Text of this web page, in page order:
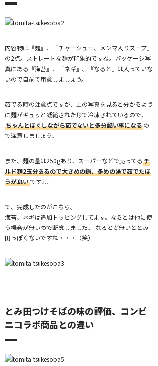
内容物は『麺』、『チャーシュー、メンマ入りスープ』
の2点。ストレートな麺が印象的ですね。パッケージ写
真にある『海苔』、『ネギ』、『なると』は入っていな
いので自前で用意しましょう。
茹でる時の注意点ですが、上の写真を見ると分かるよう
に麺がギュッと凝縮された形で冷凍されているので、
ちゃんとほぐしながら茹でないと多分酷い事になるの
で注意しましょう。
また、麺の量は250gあり、スーパーなどで売ってる チ
ルド麺2玉分あるので大きめの鍋、多めの湯で茹でたほ
うが良いですよ。
で、完成したのがこちら。
海苔、ネギは追加トッピングしてます。なるとは他に使
う機会が無いので断念しました。 なるとが無いととみ
田っぽくないですね・・・（笑）
とみ田つけそばの味の評価、コンビ
ニコラボ商品との違い